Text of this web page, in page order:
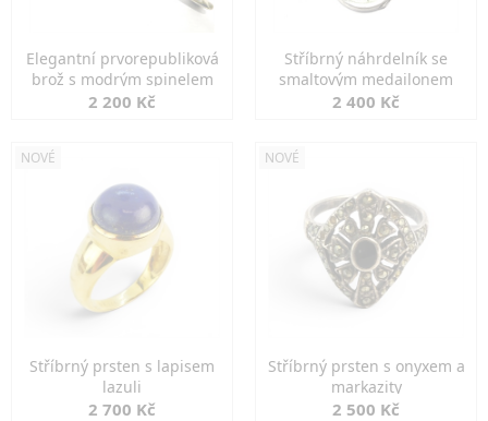
Elegantní prvorepubliková
brož s modrým spinelem
2 200 Kč
Stříbrný náhrdelník se
smaltovým medailonem
2 400 Kč
NOVÉ
Stříbrný prsten s lapisem
lazuli
2 700 Kč
NOVÉ
Stříbrný prsten s onyxem a
markazity
2 500 Kč